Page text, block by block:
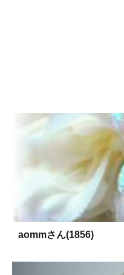
aommさん(1856)